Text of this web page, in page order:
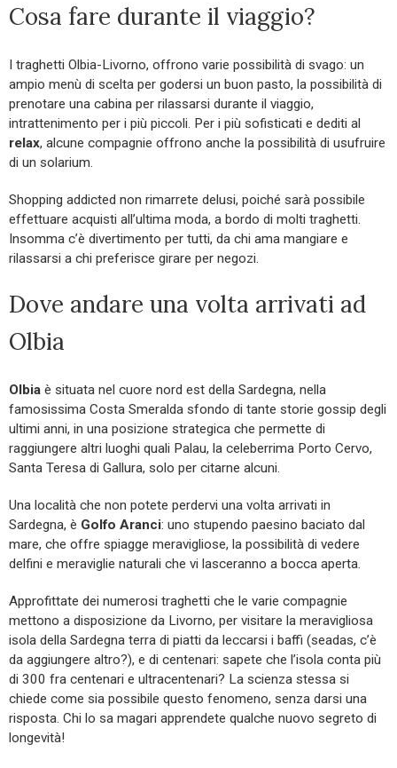
Cosa fare durante il viaggio?
I traghetti Olbia-Livorno, offrono varie possibilità di svago: un
ampio menù di scelta per godersi un buon pasto, la possibilità di
prenotare una cabina per rilassarsi durante il viaggio,
intrattenimento per i più piccoli. Per i più sofisticati e dediti al
relax, alcune compagnie offrono anche la possibilità di usufruire
di un solarium.
Shopping addicted non rimarrete delusi, poiché sarà possibile
effettuare acquisti all’ultima moda, a bordo di molti traghetti.
Insomma c’è divertimento per tutti, da chi ama mangiare e
rilassarsi a chi preferisce girare per negozi.
Dove andare una volta arrivati ad
Olbia
Olbia è situata nel cuore nord est della Sardegna, nella
famosissima Costa Smeralda sfondo di tante storie gossip degli
ultimi anni, in una posizione strategica che permette di
raggiungere altri luoghi quali Palau, la celeberrima Porto Cervo,
Santa Teresa di Gallura, solo per citarne alcuni.
Una località che non potete perdervi una volta arrivati in
Sardegna, è Golfo Aranci: uno stupendo paesino baciato dal
mare, che offre spiagge meravigliose, la possibilità di vedere
delfini e meraviglie naturali che vi lasceranno a bocca aperta.
Approfittate dei numerosi traghetti che le varie compagnie
mettono a disposizione da Livorno, per visitare la meravigliosa
isola della Sardegna terra di piatti da leccarsi i baffi (seadas, c’è
da aggiungere altro?), e di centenari: sapete che l’isola conta più
di 300 fra centenari e ultracentenari? La scienza stessa si
chiede come sia possibile questo fenomeno, senza darsi una
risposta. Chi lo sa magari apprendete qualche nuovo segreto di
longevità!